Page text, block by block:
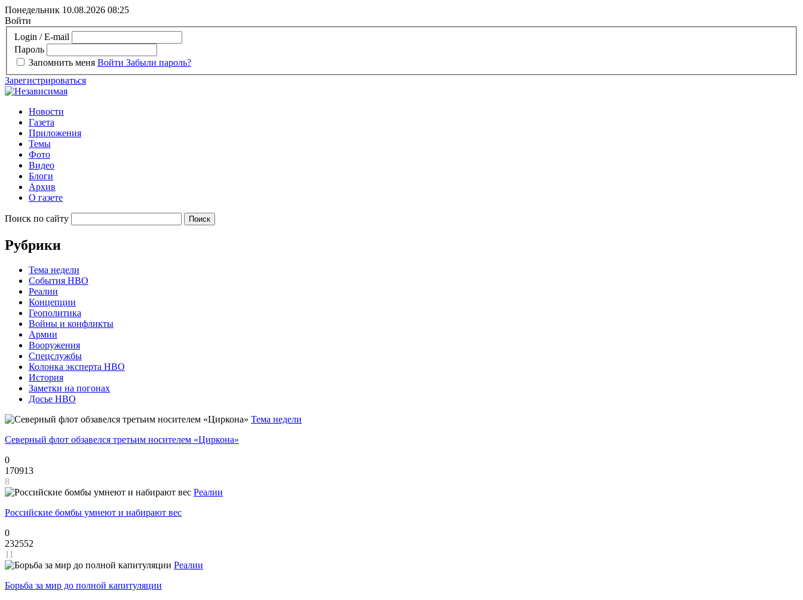
Понедельник 10.08.2026 08:25
Войти
Login / E-mail
Пароль
Запомнить меня Войти Забыли пароль?
Зарегистрироваться
Новости
Газета
Приложения
Темы
Фото
Видео
Блоги
Архив
О газете
Поиск по сайту
Рубрики
Тема недели
События НВО
Реалии
Концепции
Геополитика
Войны и конфликты
Армии
Вооружения
Спецслужбы
Колонка эксперта НВО
История
Заметки на погонах
Досье НВО
Тема недели
Северный флот обзавелся третьим носителем «Циркона»
0
170913
8
Реалии
Российские бомбы умнеют и набирают вес
0
232552
11
Реалии
Борьба за мир до полной капитуляции